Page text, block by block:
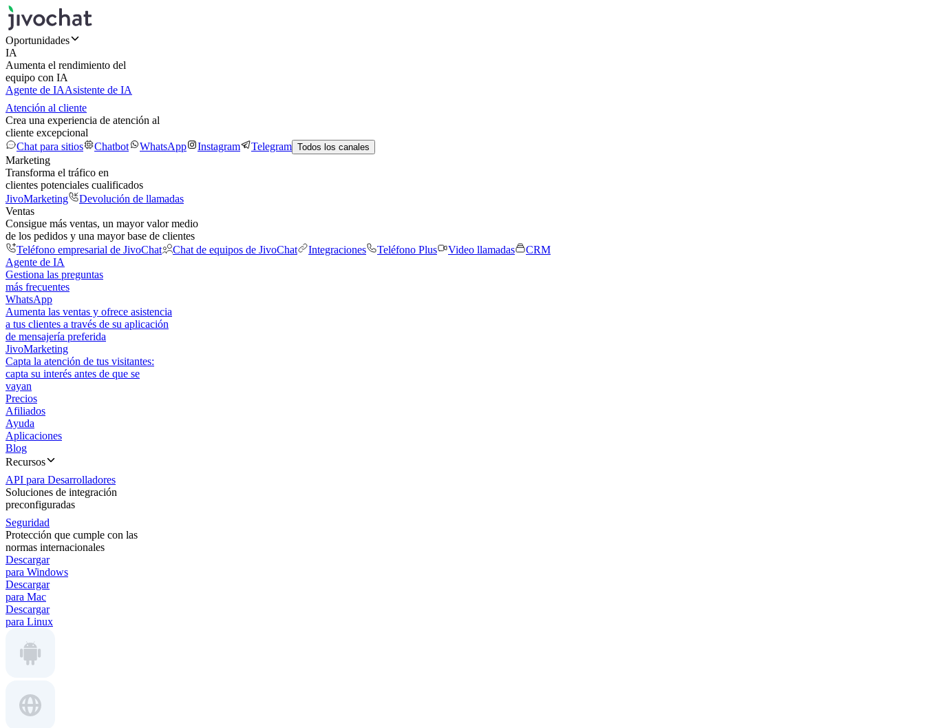
Oportunidades
IA
Aumenta el rendimiento del
equipo con IA
Agente de IAAsistente de IA
Atención al cliente
Crea una experiencia de atención al
cliente excepcional
Chat para sitios
Chatbot WhatsApp Instagram Telegram Todos los canales
Marketing
Transforma el tráfico en
clientes potenciales cualificados
JivoMarketing
Devolución de llamadas
Ventas
Consigue más ventas, un mayor valor medio
de los pedidos y una mayor base de clientes
Teléfono empresarial de JivoChat
Chat de equipos de JivoChat Integraciones Teléfono Plus Video llamadas
CRM
Agente de IA
Gestiona las preguntas
más frecuentes
WhatsApp
Aumenta las ventas y ofrece asistencia
a tus clientes a través de su aplicación
de mensajería preferida
JivoMarketing
Capta la atención de tus visitantes:
capta su interés antes de que se
vayan
Precios
Afiliados
Ayuda
Aplicaciones
Blog
Recursos
API para Desarrolladores
Soluciones de integración
preconfiguradas
Seguridad
Protección que cumple con las
normas internacionales
Descargar
para Windows
Descargar
para Mac
Descargar
para Linux